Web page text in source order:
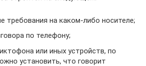
требования на каком-либо носителе;
по телефону;
или иных устройств, по
установить, что говорит